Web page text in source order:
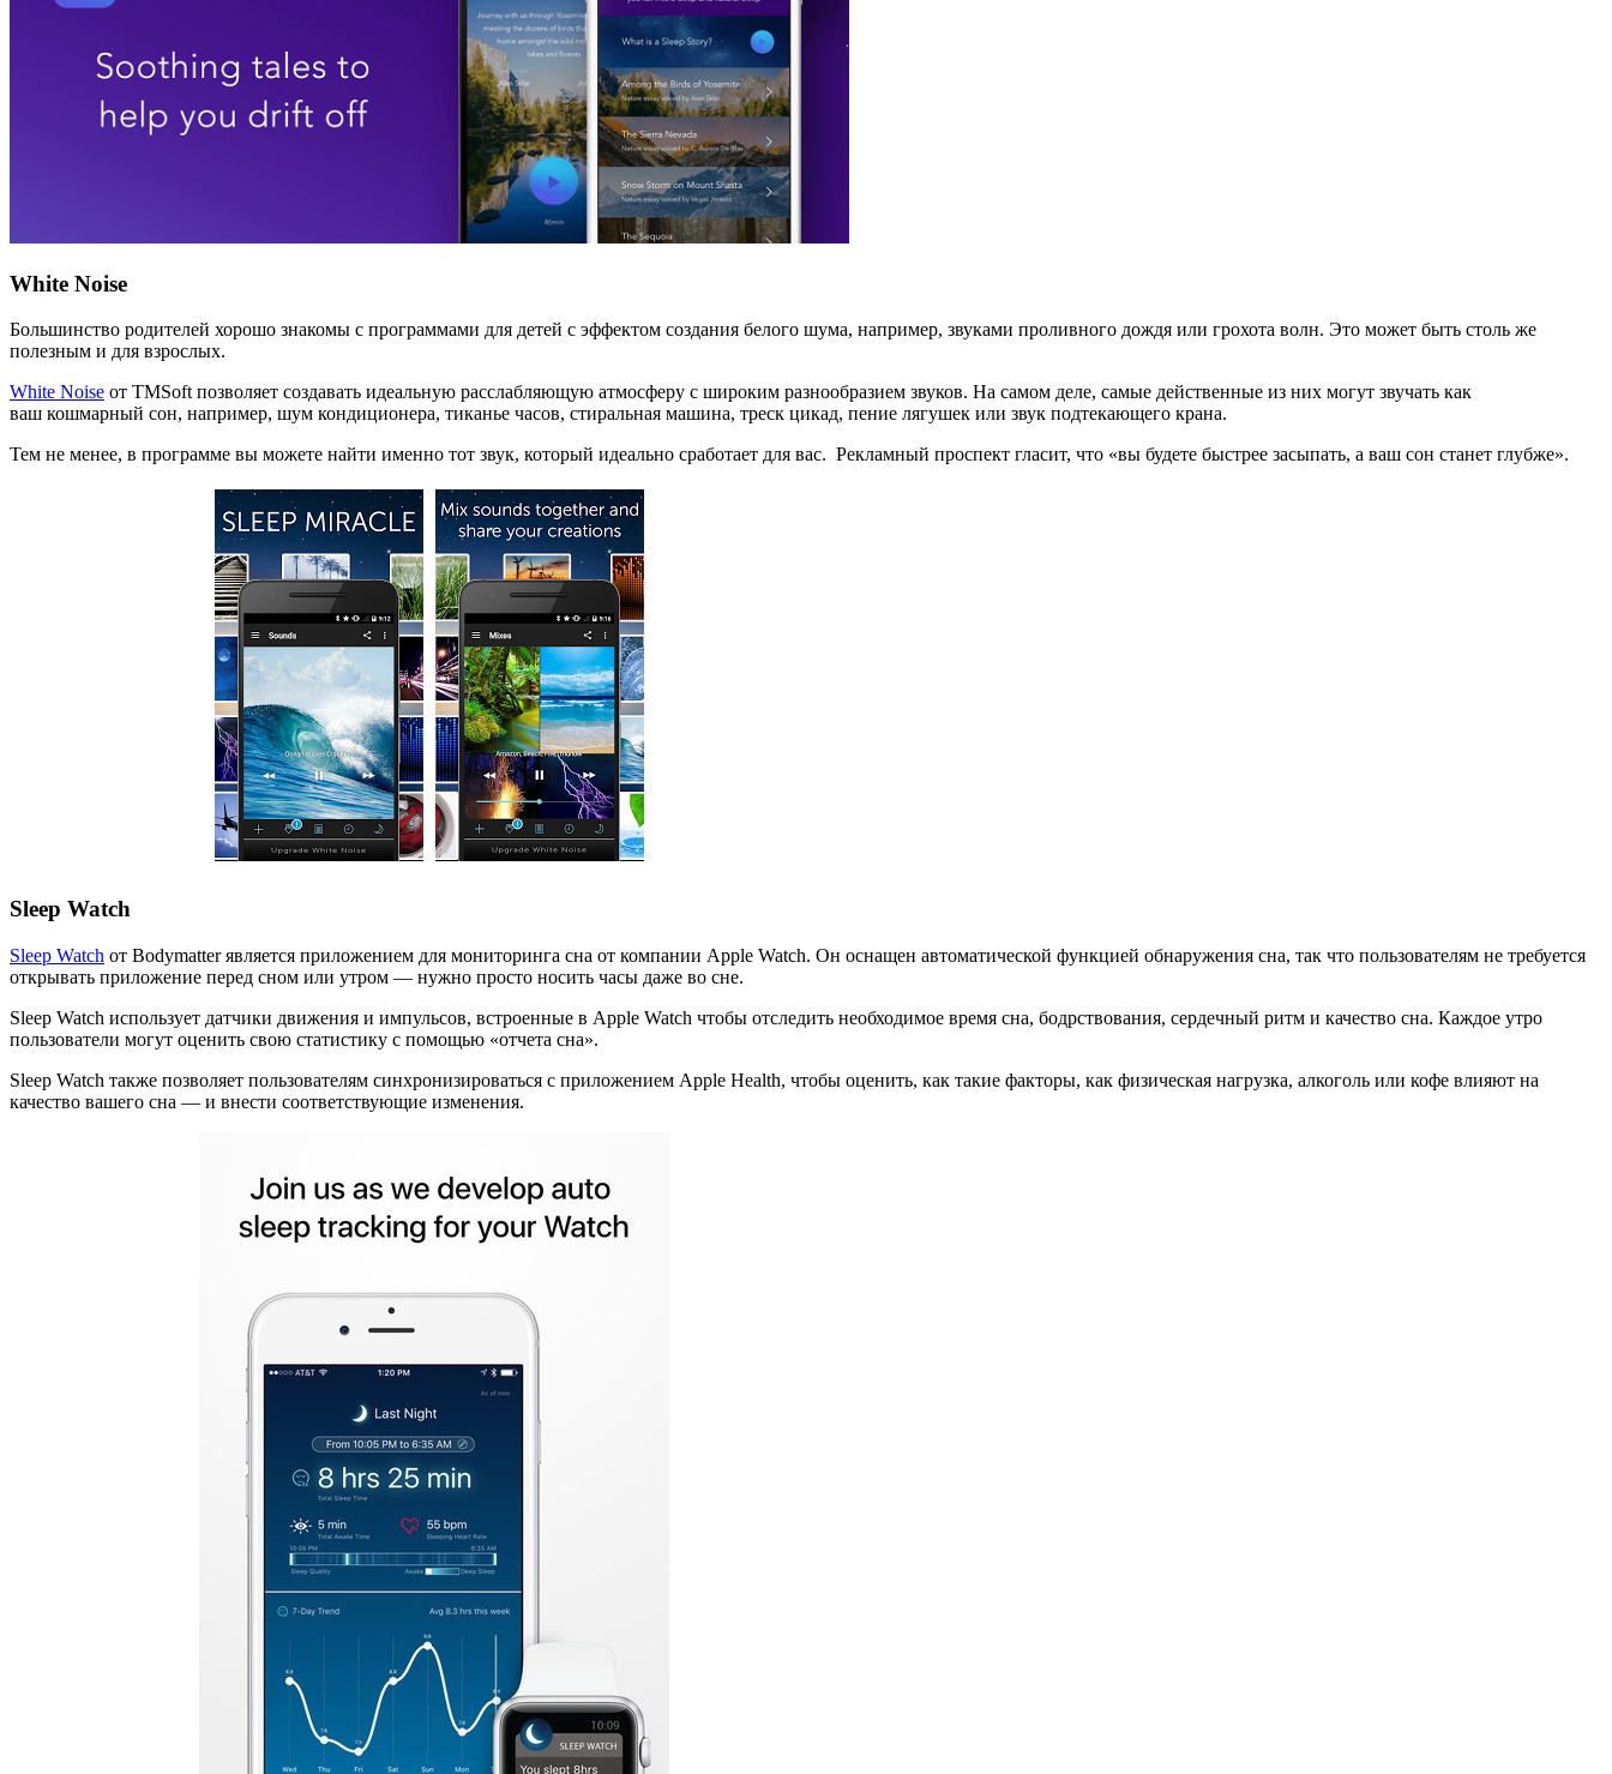
White Noise
Большинство родителей хорошо знакомы с программами для детей с эффектом создания белого шума, например, звуками проливного дождя или грохота волн. Это может быть столь же
полезным и для взрослых.
White Noise от TMSoft позволяет создавать идеальную расслабляющую атмосферу с широким разнообразием звуков. На самом деле, самые действенные из них могут звучать как
ваш кошмарный сон, например, шум кондиционера, тиканье часов, стиральная машина, треск цикад, пение лягушек или звук подтекающего крана.
Тем не менее, в программе вы можете найти именно тот звук, который идеально сработает для вас. Рекламный проспект гласит, что «вы будете быстрее засыпать, а ваш сон станет глубже».
Sleep Watch
Sleep Watch от Bodymatter является приложением для мониторинга сна от компании Apple Watch. Он оснащен автоматической функцией обнаружения сна, так что пользователям не требуется
открывать приложение перед сном или утром — нужно просто носить часы даже во сне.
Sleep Watch использует датчики движения и импульсов, встроенные в Apple Watch чтобы отследить необходимое время сна, бодрствования, сердечный ритм и качество сна. Каждое утро
пользователи могут оценить свою статистику с помощью «отчета сна».
Sleep Watch также позволяет пользователям синхронизироваться с приложением Apple Health, чтобы оценить, как такие факторы, как физическая нагрузка, алкоголь или кофе влияют на
качество вашего сна — и внести соответствующие изменения.